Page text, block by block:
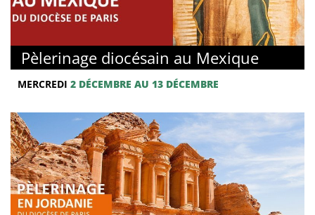
Pèlerinage diocésain au Mexique
MERCREDI 2 DÉCEMBRE AU 13 DÉCEMBRE